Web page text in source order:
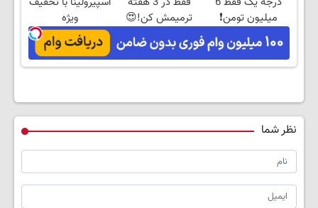
میلیون تومن❗
ترمیمش کن!😍
ویژه
نظر شما